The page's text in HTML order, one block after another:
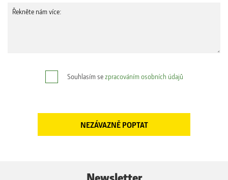
Souhlasím sezpracováním osobních údajů
Newsletter